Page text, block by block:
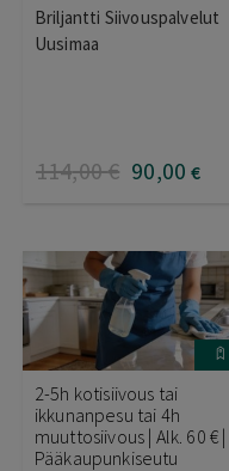
Briljantti Siivouspalvelut
Uusimaa
114,00€ 90,00 €
2-5h kotisiivous tai
ikkunanpesu tai 4h
muuttosiivous | Alk. 60 € |
Pääkaupunkiseutu